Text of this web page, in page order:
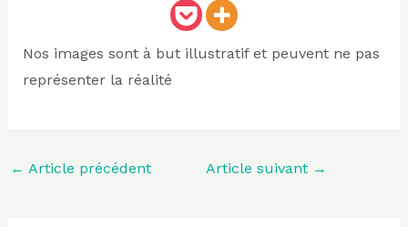
Nos images sont à but illustratif et peuvent ne pas
représenter la réalité
← Article précédent Article suivant →